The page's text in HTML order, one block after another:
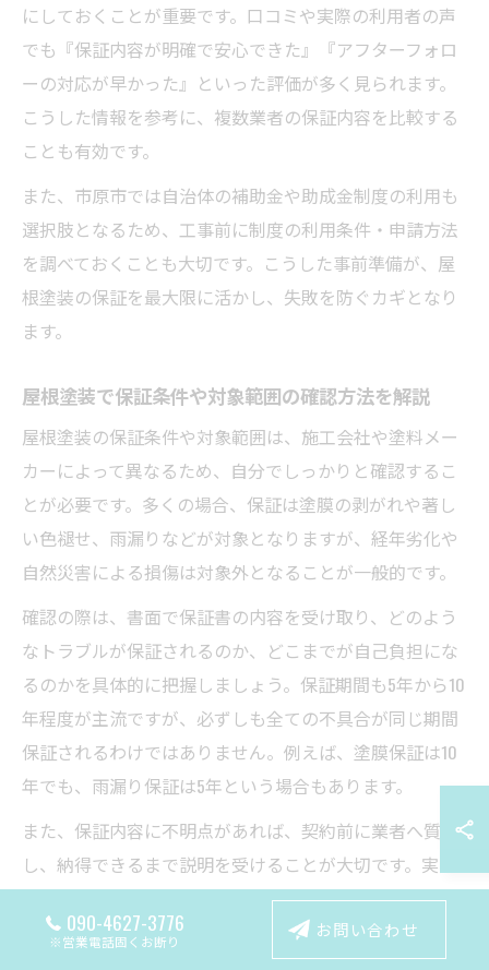
にしておくことが重要です。口コミや実際の利用者の声
でも『保証内容が明確で安心できた』『アフターフォロ
ーの対応が早かった』といった評価が多く見られます。
こうした情報を参考に、複数業者の保証内容を比較する
ことも有効です。
また、市原市では自治体の補助金や助成金制度の利用も
選択肢となるため、工事前に制度の利用条件・申請方法
を調べておくことも大切です。こうした事前準備が、屋
根塗装の保証を最大限に活かし、失敗を防ぐカギとなり
ます。
屋根塗装で保証条件や対象範囲の確認方法を解説
屋根塗装の保証条件や対象範囲は、施工会社や塗料メー
カーによって異なるため、自分でしっかりと確認するこ
とが必要です。多くの場合、保証は塗膜の剥がれや著し
い色褪せ、雨漏りなどが対象となりますが、経年劣化や
自然災害による損傷は対象外となることが一般的です。
確認の際は、書面で保証書の内容を受け取り、どのよう
なトラブルが保証されるのか、どこまでが自己負担にな
るのかを具体的に把握しましょう。保証期間も5年から10
年程度が主流ですが、必ずしも全ての不具合が同じ期間
保証されるわけではありません。例えば、塗膜保証は10
年でも、雨漏り保証は5年という場合もあります。
また、保証内容に不明点があれば、契約前に業者へ質問
し、納得できるまで説明を受けることが大切です。実際
に『思っていたより保証範囲が狭かった』という失敗例
もあるため、事前の徹底確認が安心につながります。
090-4627-3776
※営業電話固くお断り お問い合わせ